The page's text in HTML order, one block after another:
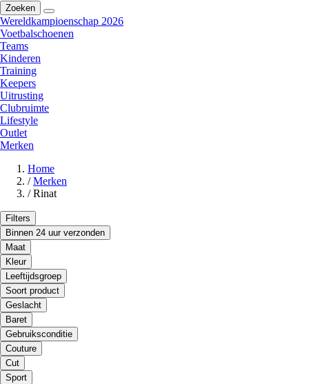
Zoeken
Wereldkampioenschap 2026
Voetbalschoenen
Teams
Kinderen
Training
Keepers
Uitrusting
Clubruimte
Lifestyle
Outlet
Merken
Home
/ Merken
/ Rinat
Filters
Binnen 24 uur verzonden
Maat
Kleur
Leeftijdsgroep
Soort product
Geslacht
Baret
Gebruiksconditie
Couture
Cut
Sport